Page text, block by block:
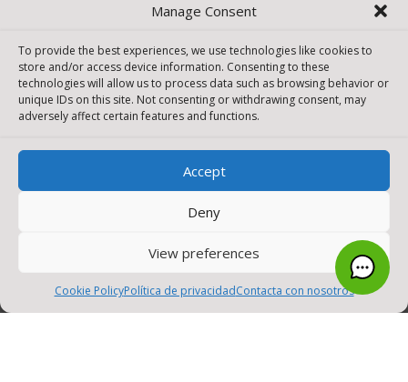
Manage Consent
To provide the best experiences, we use technologies like cookies to
store and/or access device information. Consenting to these
technologies will allow us to process data such as browsing behavior or
unique IDs on this site. Not consenting or withdrawing consent, may
adversely affect certain features and functions.
Accept
Deny
View preferences
Cookie PolicyPolítica de privacidadContacta con nosotros
Compra y Renovación de Licencias
SOCIAL MEDIA